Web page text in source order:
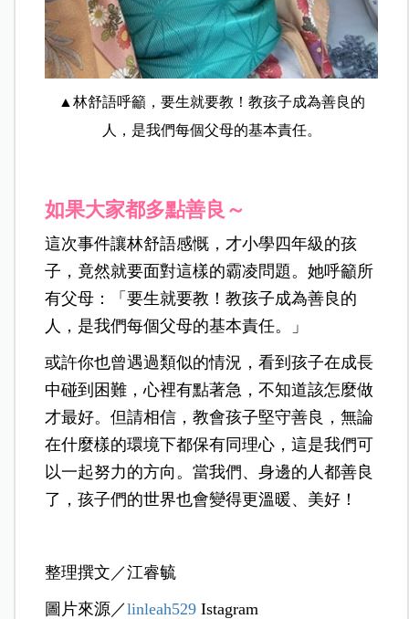
▲林舒語呼籲，要生就要教！教孩子成為善良的
人，是我們每個父母的基本責任。
如果大家都多點善良～
這次事件讓林舒語感慨，才小學四年級的孩
子，竟然就要面對這樣的霸凌問題。她呼籲所
有父母：「要生就要教！教孩子成為善良的
人，是我們每個父母的基本責任。」
或許你也曾遇過類似的情況，看到孩子在成長
中碰到困難，心裡有點著急，不知道該怎麼做
才最好。但請相信，教會孩子堅守善良，無論
在什麼樣的環境下都保有同理心，這是我們可
以一起努力的方向。當我們、身邊的人都善良
了，孩子們的世界也會變得更溫暖、美好！
整理撰文／江睿毓
圖片來源／linleah529 Istagram